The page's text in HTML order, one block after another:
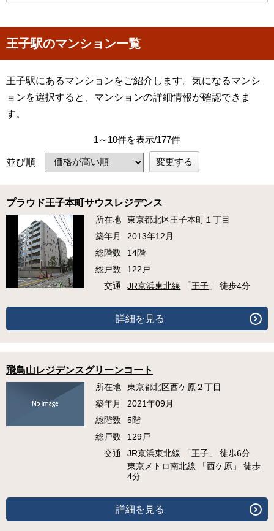
王子駅のマンション一覧
王子駅にあるマンションをご紹介します。気になるマンシ
ョンを選択すると、マンションの詳細情報が確認できま
す。
1～10件を表示/177件
並び順 変更する
プラウド王子本町サウスレジデンス
所在地
東京都北区王子本町１丁目
築年月
2013年12月
総階数
14階
総戸数
122戸
交通
JR京浜東北線 「王子 」 徒歩4分
詳細を見る
飛鳥山レジデンスグリーンコート
所在地
東京都北区西ケ原２丁目
築年月
2021年09月
総階数
5階
総戸数
129戸
交通
JR京浜東北線 「王子 」 徒歩6分
東京メトロ南北線 「西ケ原 」 徒歩
4分
詳細を見る